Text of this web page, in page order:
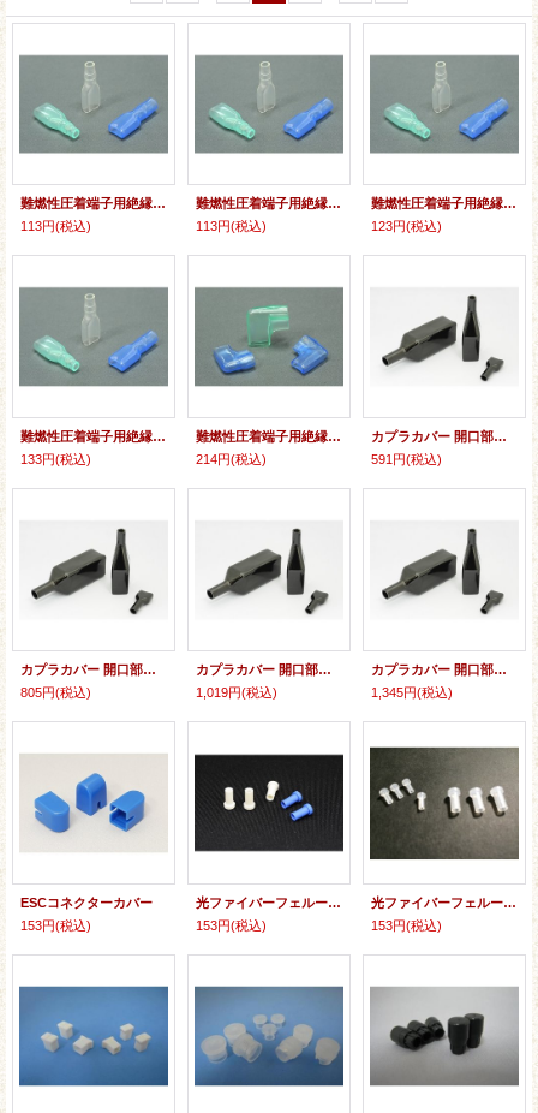
難燃性圧着端子用絶縁スリーブ：平型[ST]（187タイプ）(10個入り〜)
113円(税込)
難燃性圧着端子用絶縁スリーブ：平型[ST]（205タイプ）(10個入り〜)
113円(税込)
難燃性圧着端子用絶縁スリーブ：平型[ST]（250タイプ）(10個入り〜)
123円(税込)
難燃性圧着端子用絶縁スリーブ：平型[ST]（10タイプ）(10個入り〜)
133円(税込)
難燃性圧着端子用絶縁スリーブ：旗型後入れ用[SH](10個入り〜)
214円(税込)
カプラカバー 開口部縦幅15ミリ〜18ミリ (10個入り〜)
591円(税込)
カプラカバー 開口部縦幅19ミリ〜22ミリ (10個入り〜)
805円(税込)
カプラカバー 開口部縦幅23ミリ〜30ミリ (10個入り〜)
1,019円(税込)
カプラカバー 開口部縦幅30ミリ以上 (10個入り〜)
1,345円(税込)
ESCコネクターカバー
153円(税込)
光ファイバーフェルールキャップ（エラストマ素材）
153円(税込)
光ファイバーフェルールキャップ（PE：ポリエチレン素材）
153円(税込)